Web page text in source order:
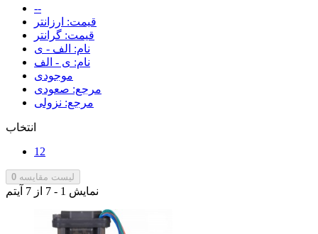
--
قیمت: ارزانتر
قیمت: گرانتر
نام: الف - ی
نام: ی - الف
موجودی
مرجع: صعودی
مرجع: نزولی
انتخاب
12
لیست مقایسه 0
نمایش 1 - 7 از 7 آیتم